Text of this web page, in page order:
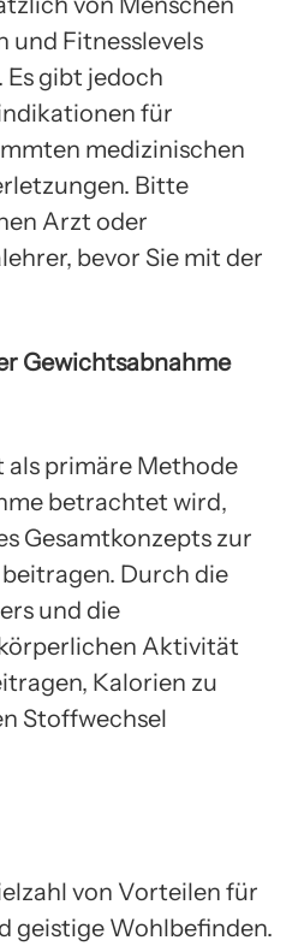
und Fitnesslevels
gibt jedoch
für
medizinischen
Bitte
Arzt oder
bevor Sie mit der
Gewichtsabnahme
als primäre Methode
betrachtet wird,
Gesamtkonzepts zur
Durch die
und die
Aktivität
Kalorien zu
Stoffwechsel
von Vorteilen für
geistige Wohlbefinden.